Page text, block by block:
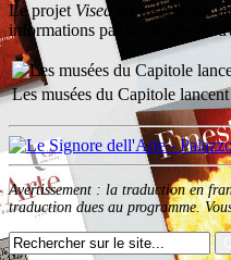
Le projet Visea est installé sur
informations par un simple
Les musées du Capitole
Avertissement : la traduction en
traduction dues au programme.